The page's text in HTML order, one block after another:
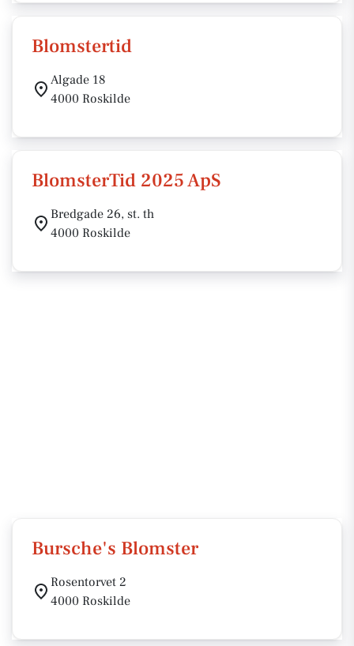
Blomstertid
Algade 18
4000 Roskilde
BlomsterTid 2025 ApS
Bredgade 26, st. th
4000 Roskilde
Bursche's Blomster
Rosentorvet 2
4000 Roskilde